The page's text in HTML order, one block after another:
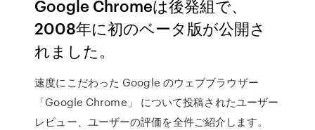
Google Chromeは後発組で、
2008年に初のベータ版が公開さ
れました。
速度にこだわった Google のウェブブラウザー
「Google Chrome」 について投稿されたユーザー
レビュー、ユーザーの評価を全件ご紹介します。